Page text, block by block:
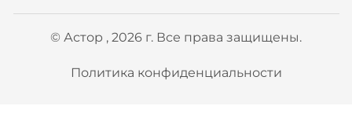
© Астор , 2026 г. Все права защищены.
Политика конфиденциальности